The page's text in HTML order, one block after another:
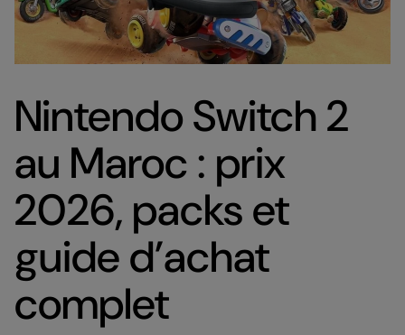
Nintendo Switch 2
au Maroc : prix
2026, packs et
guide d’achat
complet